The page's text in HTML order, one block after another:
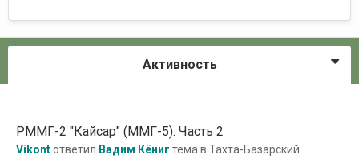
Активность
РММГ-2 "Кайсар" (ММГ-5). Часть 2
Vikontответил Вадим Кёниг тема в Тахта-Базарский